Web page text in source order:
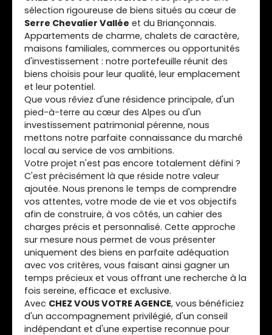
agréable pour profiter pleinement des beaux
jours. La propriété bénéficie également d'un
stationnement intérieur ainsi que de places de
stationnement extérieures, un véritable avantage
dans ce secteur recherché de Briançon. Un
investissement immobilier performant La véritable
valeur ajoutée de cette propriété réside dans sa
configuration en trois appartements
indépendants, offrant une excellente rentabilité
locative. Cette organisation permet de diversifier
les revenus, de réduire les périodes de vacance
locative et d'envisager différents modes
d'exploitation : location saisonnière, location
annuelle, résidence principale avec revenus
complémentaires ou investissement patrimonial
à long terme. Dans un marché immobilier
dynamique comme celui de Briançon, ce type de
bien représente une opportunité particulièrement
recherchée. Les prestations • Maison individuelle
de 153,76 m² habitables • Terrain arboré de 600 m²
• Trois appartements indépendants • 10 pièces • 6
chambres • 1 salle de bains et 2 salles d'eau • 4
WC • Cuisine équipée • Terrasse en bois • Jardin
paysager • Stationnement intérieur et extérieur •
Chauffage individuel • Fort potentiel de rentabilité
locative Certaines propriétés séduisent par leur
sélection rigoureuse de biens situés au cœur de
Serre Chevalier Vallée et du Briançonnais.
Appartements de charme, chalets de caractère,
maisons familiales, commerces ou opportunités
d'investissement : notre portefeuille réunit des
biens choisis pour leur qualité, leur emplacement
et leur potentiel.
Que vous rêviez d'une résidence principale, d'un
pied-à-terre au cœur des Alpes ou d'un
investissement patrimonial pérenne, nous
mettons notre parfaite connaissance du marché
local au service de vos ambitions.
Votre projet n'est pas encore totalement défini ?
C'est précisément là que réside notre valeur
ajoutée. Nous prenons le temps de comprendre
vos attentes, votre mode de vie et vos objectifs
afin de construire, à vos côtés, un cahier des
charges précis et personnalisé. Cette approche
sur mesure nous permet de vous présenter
uniquement des biens en parfaite adéquation
avec vos critères, vous faisant ainsi gagner un
temps précieux et vous offrant une recherche à la
fois sereine, efficace et exclusive.
Avec CHEZ VOUS VOTRE AGENCE, vous bénéficiez
d'un accompagnement privilégié, d'un conseil
indépendant et d'une expertise reconnue pour